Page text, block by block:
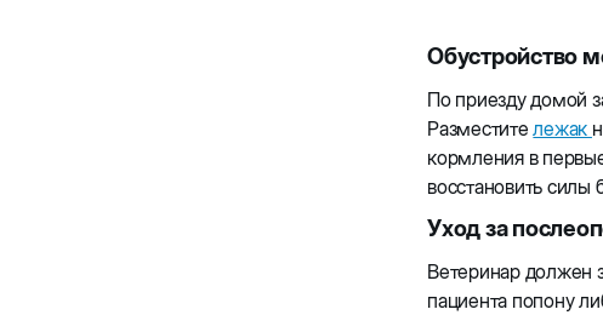
Обустройство
По приезду домой
Разместитележак
кормления в
восстановить силы
Уход за
Ветеринар должен
пациента попону